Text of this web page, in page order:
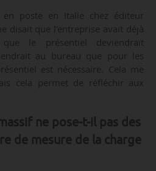
en poste en Italie chez éditeur
disait que l’entreprise avait déjà
le présentiel deviendrait
au bureau que pour les
est nécessaire. Cela me
cela permet de réfléchir aux
ne pose-t-il pas des
de mesure de la charge